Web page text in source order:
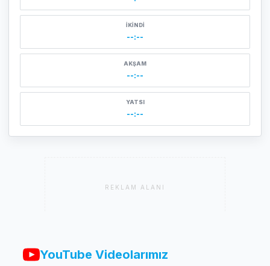
İKINDI
--:--
AKŞAM
--:--
YATSI
--:--
REKLAM ALANI
YouTube Videolarımız